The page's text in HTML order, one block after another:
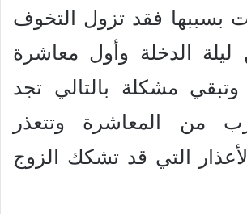
بسببها فقد تزول التخوف
الدخلة وأول معاشرة
مشكلة بالتالي تجد
من المعاشرة وتتعذر
التي قد تشكك الزوج